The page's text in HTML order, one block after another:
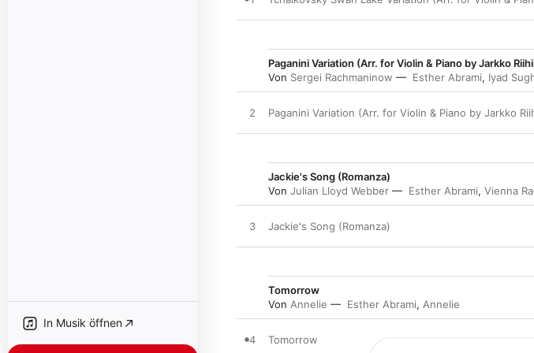
In Musik öffnen
Paganini Variation (Arr. for Violin & Piano by Jarkko
Von Sergei Rachmaninow Esther Abrami, Iyad
2 Paganini Variation (Arr. for Violin & Piano by Jarkko
Jackie's Song (Romanza)
Von Julian Lloyd Webber Esther Abrami, Vienna
3 Jackie's Song (Romanza)
Tomorrow
Von Annelie Esther Abrami, Annelie
4 Tomorrow